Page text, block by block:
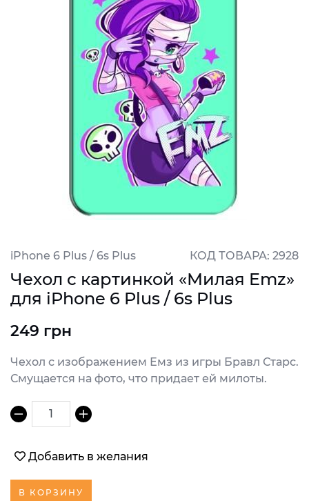
iPhone 6 Plus / 6s Plus КОД ТОВАРА: 2928
Чехол с картинкой «Милая Emz»
для iPhone 6 Plus / 6s Plus
249 грн
Чехол с изображением Емз из игры Бравл Старс.
Смущается на фото, что придает ей милоты.
1
Добавить в желания
В КОРЗИНУ